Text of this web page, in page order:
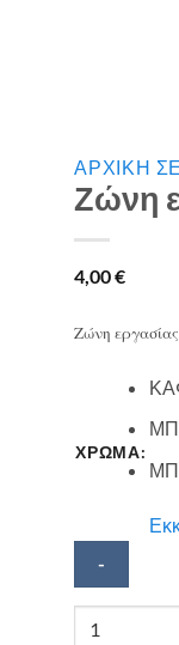
ΑΡΧΙΚΉ
Ζώνη
4,00€
Ζώνη
ΧΡΩΜΑ: